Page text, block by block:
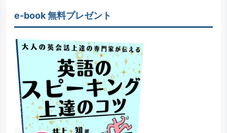
e-book 無料プレゼント